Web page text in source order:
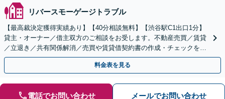
リバースモーゲージトラブル
【最高裁決定獲得実績あり】【40分相談無料】【渋谷駅C1出口1分】
貸主・オーナー／借主双方のご相談をお受します。不動産売買／賃貸
／立退き／共有関係解消／売買や賃貸借契約書の作成・チェックを含
む不動産トラブルに幅広く対応！【オンライン相談可】
料金表を見る
電話でお問い合わせ メールでお問い合わせ